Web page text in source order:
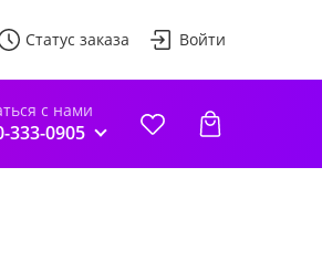
Статус заказа Войти
с нами
333-0905